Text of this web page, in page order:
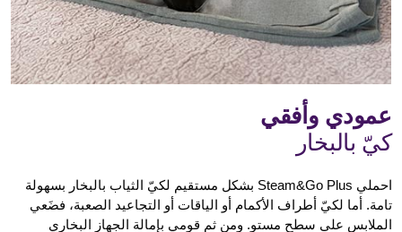
عمودي وأفقي
كيّ بالبخار
احملي Steam&Go Plus بشكل مستقيم لكيّ الثياب بالبخار بسهولة
تامة. أما لكيّ أطراف الأكمام أو الياقات أو التجاعيد الصعبة، فضَعي
الملابس على سطح مستوٍ. ومن ثم قومي بإمالة الجهاز البخاري